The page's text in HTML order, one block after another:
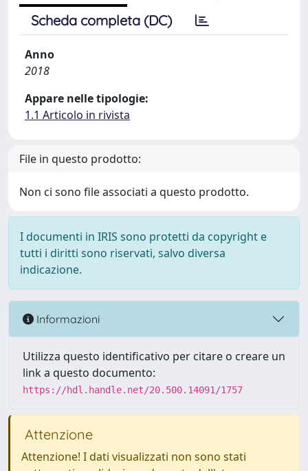
Scheda completa (DC)
Anno
2018
Appare nelle tipologie:
1.1 Articolo in rivista
File in questo prodotto:
Non ci sono file associati a questo prodotto.
I documenti in IRIS sono protetti da copyright e
tutti i diritti sono riservati, salvo diversa
indicazione.
Informazioni
Utilizza questo identificativo per citare o creare un
link a questo documento:
https://hdl.handle.net/20.500.14091/1757
Attenzione
Attenzione! I dati visualizzati non sono stati